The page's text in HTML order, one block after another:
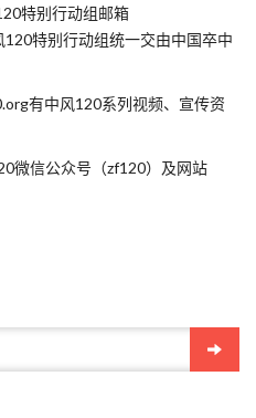
特别行动组邮箱
120特别行动组统一交由中国卒中
有中风120系列视频、宣传资
微信公众号（zf120）及网站